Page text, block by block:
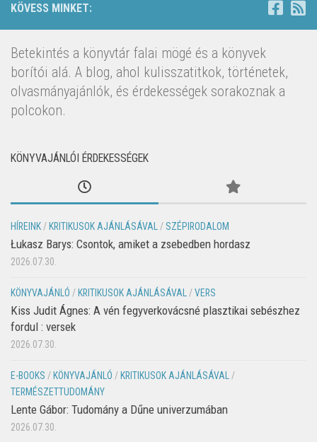
KÖVESS MINKET:
Betekintés a könyvtár falai mögé és a könyvek
borítói alá. A blog, ahol kulisszatitkok, történetek,
olvasmányajánlók, és érdekességek sorakoznak a
polcokon.
KÖNYVAJÁNLÓI ÉRDEKESSÉGEK
HÍREINK/ KRITIKUSOK AJÁNLÁSÁVAL/ SZÉPIRODALOM
Łukasz Barys: Csontok, amiket a zsebedben hordasz
2026.07.30.
KÖNYVAJÁNLÓ / KRITIKUSOK AJÁNLÁSÁVAL/VERS
Kiss Judit Ágnes: A vén fegyverkovácsné plasztikai sebészhez
fordul : versek
2026.07.30.
E-BOOKS / KÖNYVAJÁNLÓ / KRITIKUSOK AJÁNLÁSÁVAL/
TERMÉSZETTUDOMÁNY
Lente Gábor: Tudomány a Dűne univerzumában
2026.07.30.